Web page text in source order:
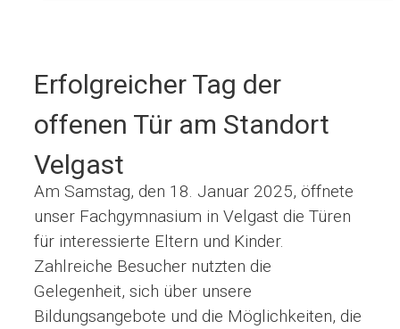
Erfolgreicher Tag der
offenen Tür am Standort
Velgast
Am Samstag, den 18. Januar 2025, öffnete
unser Fachgymnasium in Velgast die Türen
für interessierte Eltern und Kinder.
Zahlreiche Besucher nutzten die
Gelegenheit, sich über unsere
Bildungsangebote und die Möglichkeiten, die